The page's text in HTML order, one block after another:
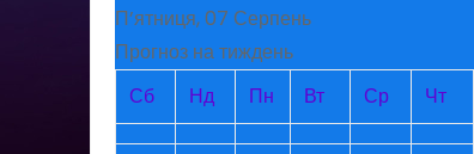
П’ятниця, 07 Серпень
Прогноз на тиждень
Сб
Нд Пн Вт Ср Чт